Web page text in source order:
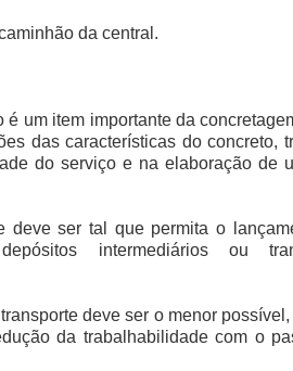
da central.
é um item importante da
das características do concreto,
do serviço e na elaboração de
deve ser tal que permita o
intermediários ou
deve ser o menor
da trabalhabilidade com o